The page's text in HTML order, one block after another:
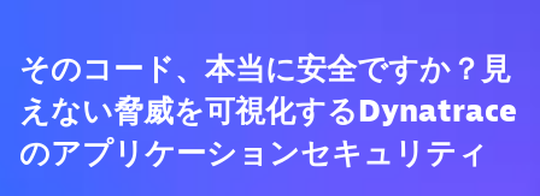
そのコード、本当に安全ですか？見
えない脅威を可視化するDynatrace
のアプリケーションセキュリティ